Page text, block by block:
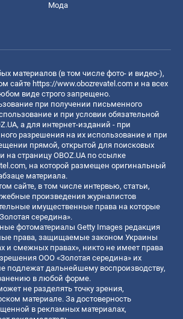
Мода
материалов (в том числе фото- и видео-),
сайте https://www.obozrevatel.com и на всех
виде строго запрещено.
при получении письменного
и при условии обязательной
а для интернет-изданий - при
разрешения на их использование и при
прямой, открытой для поисковых
на страницу OBOZ.UA по ссылке
, на которой размещен оригинальный
материала.
сайте, в том числе интервью, статьи,
произведения журналистов
имущественные права на которые
середина».
фотоматериалы Getty Images редакция
права, защищаемые законом Украины
и смежных правах», никто не имеет права
ООО «Золотая середина» их
подлежат дальнейшему воспроизводству,
в любой форме.
не разделять точку зрения,
материале. За достоверность
в рекламных материалах,